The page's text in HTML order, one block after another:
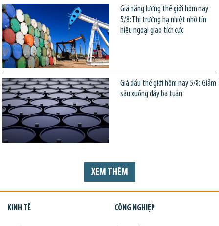
Giá năng lượng thế giới hôm nay
5/8: Thị trường hạ nhiệt nhờ tín
hiệu ngoại giao tích cực
Giá dầu thế giới hôm nay 5/8: Giảm
sâu xuống đáy ba tuần
XEM THÊM
KINH TẾ CÔNG NGHIỆP